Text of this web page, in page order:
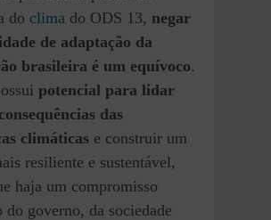
do clima do ODS 13, negar
de adaptação da
brasileira é um equívoco.
potencial para lidar
das
climáticas e construir um
resiliente e sustentável,
haja um compromisso
do governo, da sociedade